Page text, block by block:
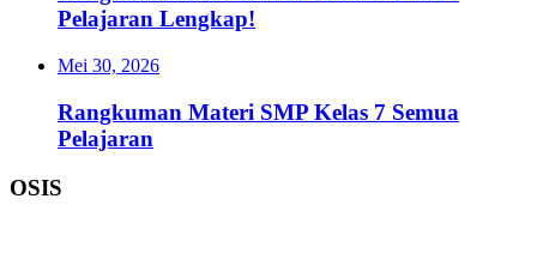
Pelajaran Lengkap!
Mei 30, 2026
Rangkuman Materi SMP Kelas 7 Semua
Pelajaran
OSIS